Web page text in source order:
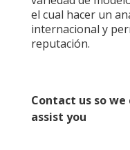
el cual hacer un
internacional y
reputación.
Contact us so we
assist you